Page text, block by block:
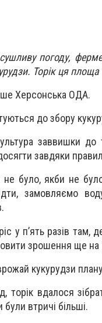
погоду,
Торік ця
Херсонська ОДА.
до збору
заввишки
завдяки
не було, якби не
замовляємо
у п’ять разів там,
зрошення ще на
кукурудзи
торік вдалося
були втричі більші.